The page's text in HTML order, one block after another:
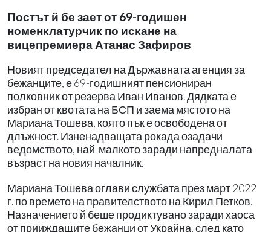
Постът й бе зает от 69-годишен
номенклатурчик по искане на
вицепремиера Атанас Зафиров
Новият председател на Държавната агенция за
бежанците, е 69-годишният пенсиониран
полковник от резерва Иван Иванов. Дядката е
избран от квотата на БСП и заема мястото на
Мариана Тошева, която пък е освободена от
длъжност. Изненадващата рокада озадачи
ведомството, най-малкото заради напредналата
възраст на новия началник.
Мариана Тошева оглави службата през март 2022
г. по времето на правителството на Кирил Петков.
Назначението й беше продиктувано заради хаоса
от прииждащите бежанци от Украйна, след като